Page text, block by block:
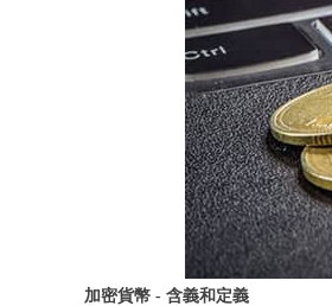
加密貨幣 - 含義和定義